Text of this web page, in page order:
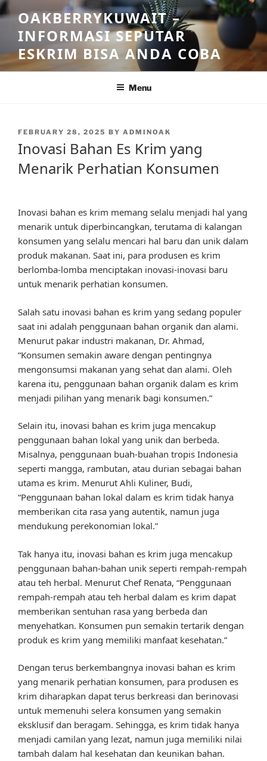
Skip
to
content
OAKBERRYKUWAIT –
INFORMASI SEPUTAR
ESKRIM BISA ANDA COBA
Menu
POSTED
FEBRUARY 28, 2025 BY ADMINOAK
Inovasi Bahan Es Krim yang
Menarik Perhatian Konsumen
Inovasi bahan es krim memang selalu menjadi hal yang
menarik untuk diperbincangkan, terutama di kalangan
konsumen yang selalu mencari hal baru dan unik dalam
produk makanan. Saat ini, para produsen es krim
berlomba-lomba menciptakan inovasi-inovasi baru
untuk menarik perhatian konsumen.
Salah satu inovasi bahan es krim yang sedang populer
saat ini adalah penggunaan bahan organik dan alami.
Menurut pakar industri makanan, Dr. Ahmad,
“Konsumen semakin aware dengan pentingnya
mengonsumsi makanan yang sehat dan alami. Oleh
karena itu, penggunaan bahan organik dalam es krim
menjadi pilihan yang menarik bagi konsumen.”
Selain itu, inovasi bahan es krim juga mencakup
penggunaan bahan lokal yang unik dan berbeda.
Misalnya, penggunaan buah-buahan tropis Indonesia
seperti mangga, rambutan, atau durian sebagai bahan
utama es krim. Menurut Ahli Kuliner, Budi,
“Penggunaan bahan lokal dalam es krim tidak hanya
memberikan cita rasa yang autentik, namun juga
mendukung perekonomian lokal.”
Tak hanya itu, inovasi bahan es krim juga mencakup
penggunaan bahan-bahan unik seperti rempah-rempah
atau teh herbal. Menurut Chef Renata, “Penggunaan
rempah-rempah atau teh herbal dalam es krim dapat
memberikan sentuhan rasa yang berbeda dan
menyehatkan. Konsumen pun semakin tertarik dengan
produk es krim yang memiliki manfaat kesehatan.”
Dengan terus berkembangnya inovasi bahan es krim
yang menarik perhatian konsumen, para produsen es
krim diharapkan dapat terus berkreasi dan berinovasi
untuk memenuhi selera konsumen yang semakin
eksklusif dan beragam. Sehingga, es krim tidak hanya
menjadi camilan yang lezat, namun juga memiliki nilai
tambah dalam hal kesehatan dan keunikan bahan.